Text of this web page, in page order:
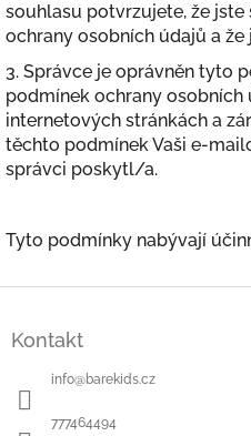
souhlasu potvrzujete, že
ochrany osobních údajů a
3. Správce je oprávněn tyto
podmínek ochrany osobních
internetových stránkách a
těchto podmínek Vaši e-
správci poskytl/a.
Tyto podmínky nabývají
Kontakt
info@barekids.cz
777464494